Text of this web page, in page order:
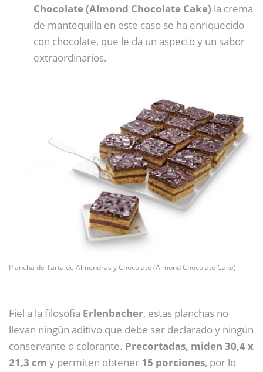
Chocolate (Almond Chocolate Cake) la crema
de mantequilla en este caso se ha enriquecido
con chocolate, que le da un aspecto y un sabor
extraordinarios.
Plancha de Tarta de Almendras y Chocolate (Almond Chocolate Cake)
Fiel a la filosofia Erlenbacher, estas planchas no
llevan ningún aditivo que debe ser declarado y ningún
conservante o colorante. Precortadas, miden 30,4 x
21,3 cm y permiten obtener 15 porciones, por lo